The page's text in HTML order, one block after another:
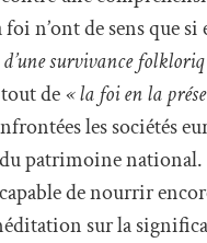
n’ont de sens que
survivance
de« la foi en la
les sociétés
patrimoine
de nourrir
sur la